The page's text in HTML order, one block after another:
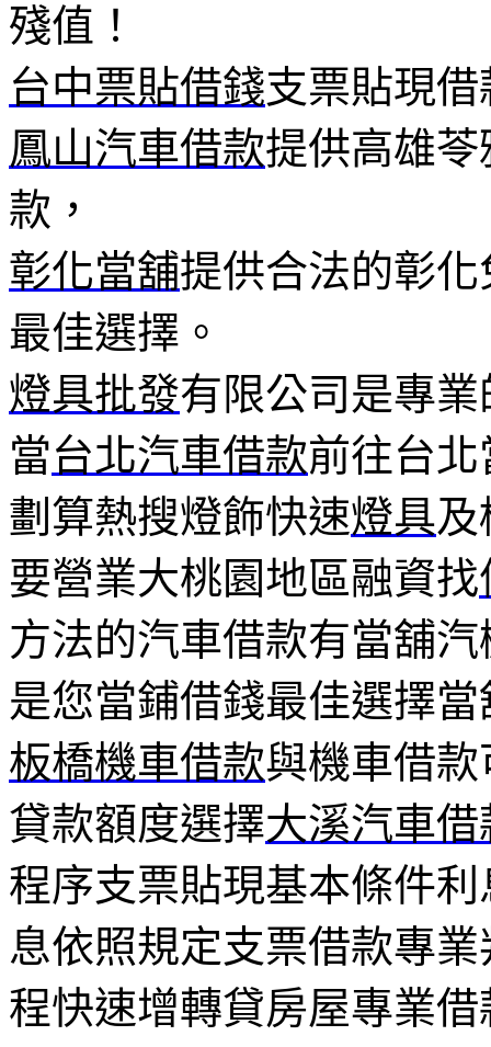
殘值！
台中票貼借錢支票貼現
鳳山汽車借款提供高雄
款，
彰化當舖提供合法的彰
最佳選擇。
燈具批發有限公司是專
當台北汽車借款前往台
劃算熱搜燈飾快速燈具
要營業大桃園地區融資找
方法的汽車借款有當舖
是您當鋪借錢最佳選擇
板橋機車借款與機車借
貸款額度選擇大溪汽車借
程序支票貼現基本條件利
息依照規定支票借款專
程快速增轉貸房屋專業